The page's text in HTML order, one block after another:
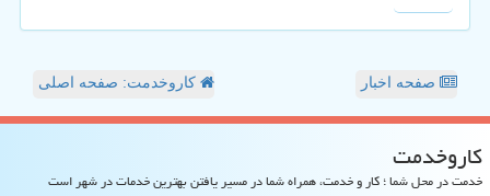
صفحه اخبار کاروخدمت: صفحه اصلی
كاروخدمت
خدمت در محل شما ؛ کار و خدمت، همراه شما در مسیر یافتن بهترین خدمات در شهر است